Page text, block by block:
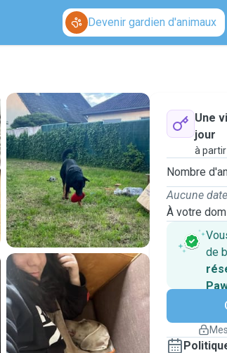
Devenir gardien d'animaux
Une
jour
à
Nombre
Aucune
À votre
de